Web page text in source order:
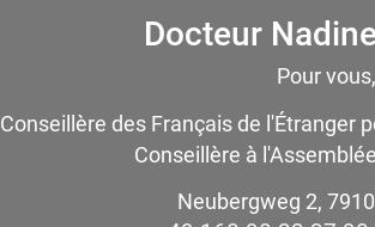
Docteur
Pour
Conseillère des Français de l'Étranger
Conseillère à
Neubergweg 2,